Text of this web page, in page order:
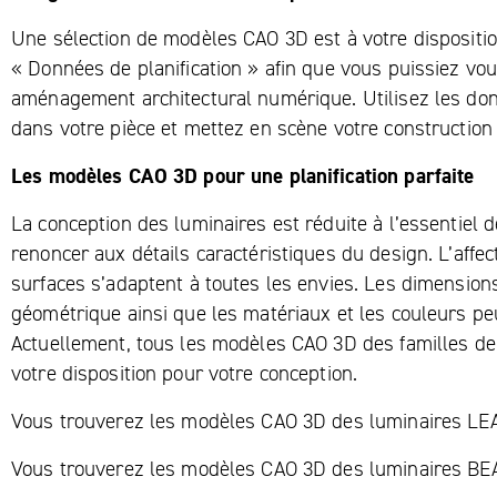
Une sélection de modèles CAO 3D est à votre
« Données de planification » afin que vous puissiez
aménagement architectural numérique. Utilisez les
dans votre pièce et mettez en scène votre
Les modèles CAO 3D pour une planification parfaite
La conception des luminaires est réduite à l’essentiel
renoncer aux détails caractéristiques du design.
surfaces s’adaptent à toutes les envies. Les
géométrique ainsi que les matériaux et les couleurs
Actuellement, tous les modèles CAO 3D des familles
votre disposition pour votre conception.
Vous trouverez les modèles CAO 3D des luminaires
Vous trouverez les modèles CAO 3D des luminaires